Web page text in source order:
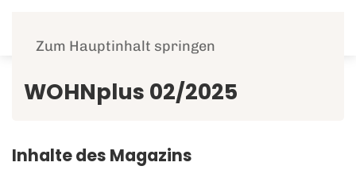
Zum Hauptinhalt springen
WOHNplus 02/2025
Inhalte des Magazins